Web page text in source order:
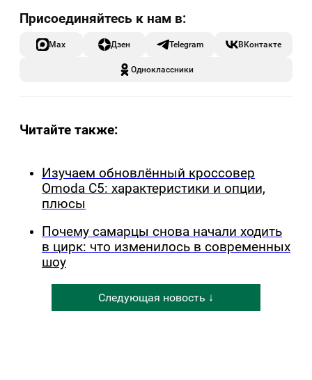
Max Дзен Telegram ВКонтакте
Одноклассники
Читайте также:
Изучаем обновлённый кроссовер
Omoda C5: характеристики и опции,
плюсы
Почему самарцы снова начали ходить
в цирк: что изменилось в современных
шоу
Следующая новость ↓